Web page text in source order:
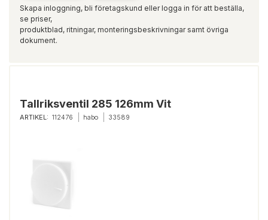
Skapa inloggning, bli företagskund eller logga in för att beställa,
se priser,
produktblad, ritningar, monteringsbeskrivningar samt övriga
dokument.
Tallriksventil 285 126mm Vit
ARTIKEL: 112476 habo 33589